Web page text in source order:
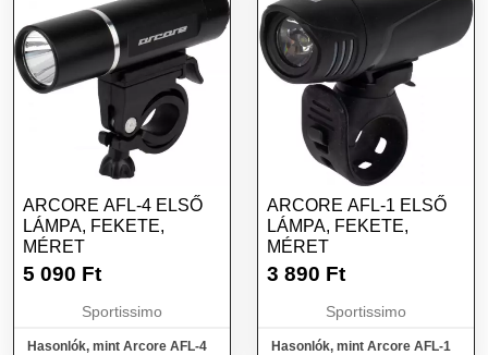
ARCORE AFL-4 ELSŐ
LÁMPA, FEKETE,
MÉRET
5 090 Ft
Sportissimo
Hasonlók, mint Arcore AFL-4
ARCORE AFL-1 ELSŐ
LÁMPA, FEKETE,
MÉRET
3 890 Ft
Sportissimo
Hasonlók, mint Arcore AFL-1